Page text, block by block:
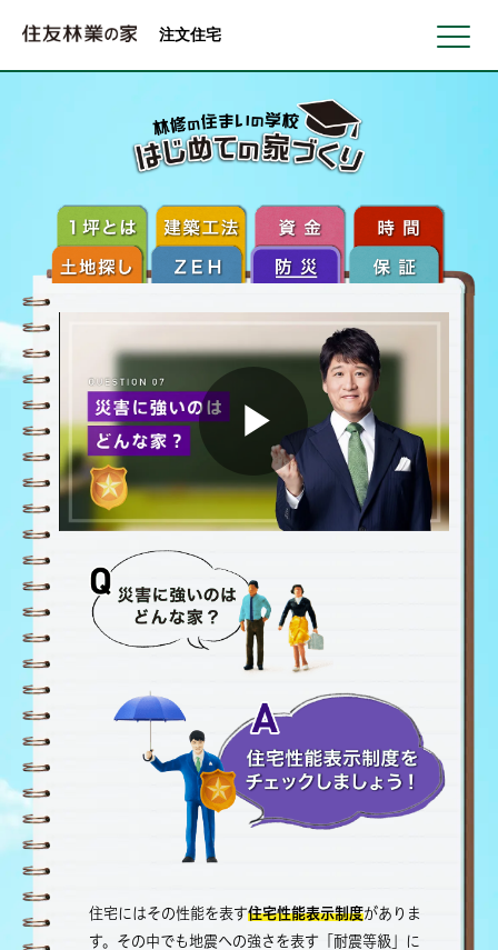
注文住宅
Play
Video
住宅にはその性能を表す住宅性能表示制度がありま
す。その中でも地震への強さを表す「耐震等級」に